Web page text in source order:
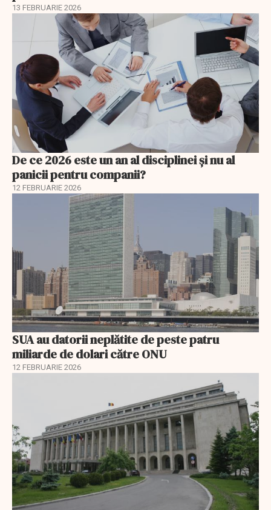
13 FEBRUARIE 2026
De ce 2026 este un an al disciplinei și nu al
panicii pentru companii?
12 FEBRUARIE 2026
SUA au datorii neplătite de peste patru
miliarde de dolari către ONU
12 FEBRUARIE 2026